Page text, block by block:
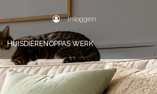
Inloggen
HUISDIERENOPPAS WERK